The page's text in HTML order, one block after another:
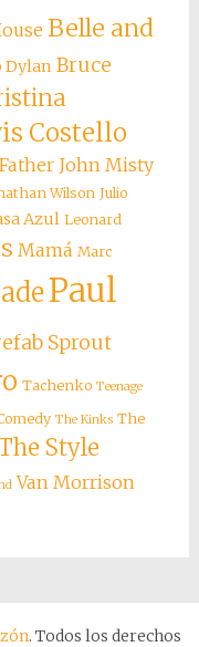
Belle and
Dylan Bruce
Costello
Father John Misty
Wilson Julio
Azul Leonard
Mamá Marc
Paul
Sprout
Tachenko Teenage
The Kinks The
Style
Van Morrison
. Todos los derechos